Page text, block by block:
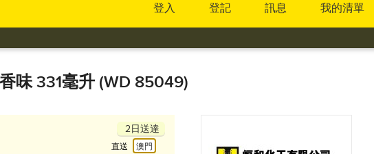
登入 登記 訊息 我的清單
味 331毫升 (WD 85049)
2日送達
直送 澳門